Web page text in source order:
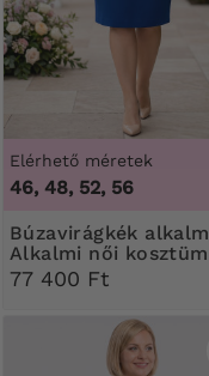
Elérhető méretek
46, 48, 52, 56
Búzavirágkék alkalmi
Alkalmi női kosztüm
77 400 Ft